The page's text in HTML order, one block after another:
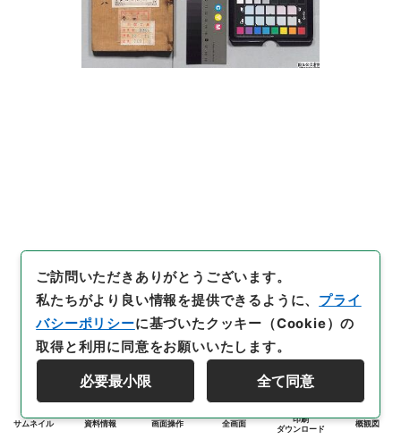
サムネイル 資料情報 画面操作 全画面
印刷
ダウンロード
概観図
ご訪問いただきありがとうございます。
私たちがより良い情報を提供できるように、 プライ
バシーポリシーに基づいたクッキー（Cookie）の
取得と利用に同意をお願いいたします。
必要最小限 全て同意